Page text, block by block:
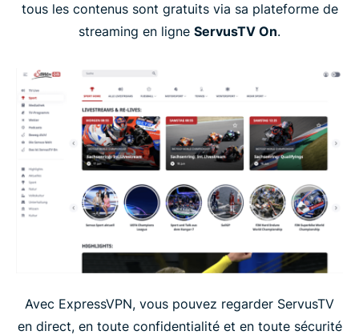
tous les contenus sont gratuits via sa plateforme de
streaming en ligne ServusTV On.
Avec ExpressVPN, vous pouvez regarder ServusTV
en direct, en toute confidentialité et en toute sécurité